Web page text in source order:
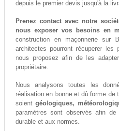
depuis le premier devis jusqu'à la
Prenez contact avec notre
nous exposer vos besoins en
construction en maçonnerie sur
architectes pourront récuperer
nous proposez afin de les
propriétaire.
Nous analysons toutes les
réalisation en bonne et dû forme de
soientgéologiques,
paramètres sont observés afin
durable et aux normes.